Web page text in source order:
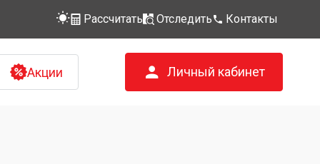
Рассчитать Отследить Контакты
Акции Личный кабинет